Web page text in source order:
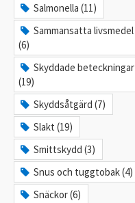
Salmonella (11)
Sammansatta livsmedel
(6)
Skyddade beteckningar
(19)
Skyddsåtgärd (7)
Slakt (19)
Smittskydd (3)
Snus och tuggtobak (4)
Snäckor (6)